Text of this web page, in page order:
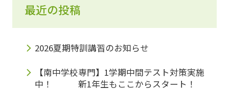
最近の投稿
2026夏期特訓講習のお知らせ
【南中学校専門】1学期中間テスト対策実施
中！ 新1年生もここからスタート！